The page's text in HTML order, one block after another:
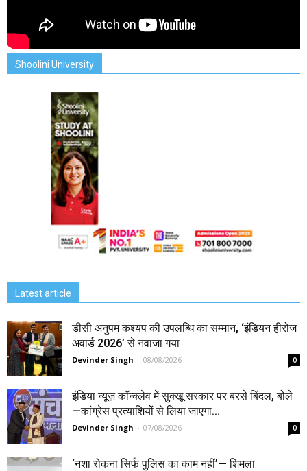
Shoolini University
Latest article
डीसी अनुपम कश्यप की उपलब्धि का सम्मान, ‘इंडियन हीरोज
अवार्ड 2026’ से नवाजा गया
Devinder Singh - 08/08/2026 0
इंडिया न्यूज़ कॉन्क्लेव में सुक्खू सरकार पर बरसे बिंदल, बोले
—कांग्रेस प्रत्याशियों से लिया जाएगा...
Devinder Singh - 07/08/2026 0
‘नशा रोकना सिर्फ पुलिस का काम नहीं’— शिमला